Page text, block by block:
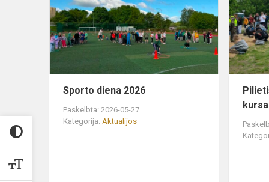
Sporto diena 2026
Paskelbta: 2026-05-27
Kategorija: Aktualijos